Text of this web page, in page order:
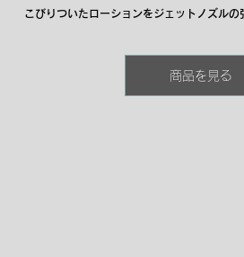
こびりついたローションをジェットノズルの
かせて落としてくれるから、洗い流しも簡単
銀イオン、柿タンニンを配合しているので洗
商品を見る